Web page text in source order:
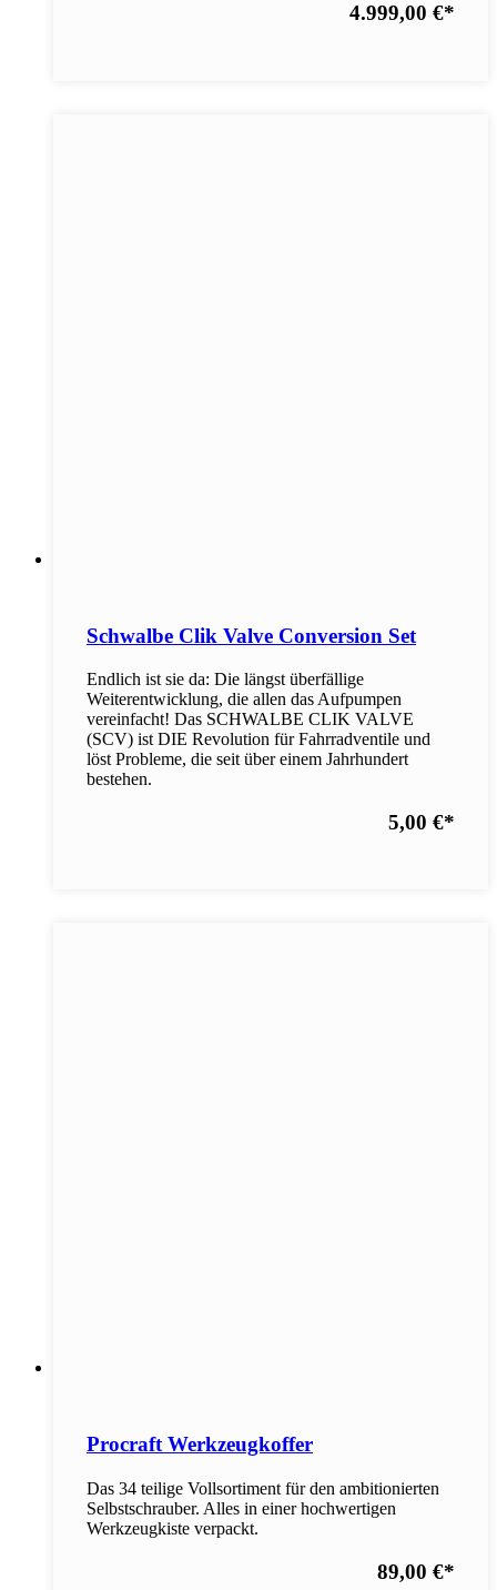
4.999,00 €*
Schwalbe Clik Valve Conversion Set
Endlich ist sie da: Die längst überfällige
Weiterentwicklung, die allen das Aufpumpen
vereinfacht! Das SCHWALBE CLIK VALVE
(SCV) ist DIE Revolution für Fahrradventile und
löst Probleme, die seit über einem Jahrhundert
bestehen.
5,00 €*
Procraft Werkzeugkoffer
Das 34 teilige Vollsortiment für den ambitionierten
Selbstschrauber. Alles in einer hochwertigen
Werkzeugkiste verpackt.
89,00 €*